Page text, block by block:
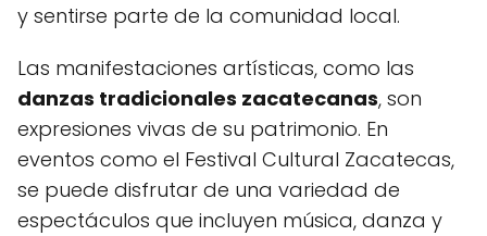
y sentirse parte de la comunidad local.
Las manifestaciones artísticas, como las
danzas tradicionales zacatecanas, son
expresiones vivas de su patrimonio. En
eventos como el Festival Cultural Zacatecas,
se puede disfrutar de una variedad de
espectáculos que incluyen música, danza y